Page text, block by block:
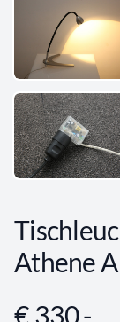
Athene A
€ 330,-